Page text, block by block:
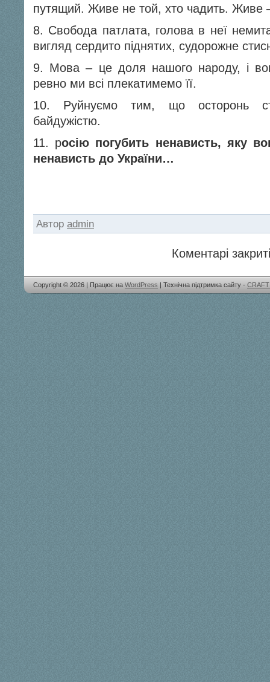
путящий. Живе не той, хто чадить. Живе –
8. Свобода патлата, голова в неї
вигляд сердито піднятих, судорожне
9. Мова – це доля нашого народу, і
ревно ми всі плекатимемо її.
10. Руйнуємо тим, що осторонь
байдужістю.
11. росію погубить ненависть, яку
ненависть до України…
Автор admin
Коментарі
Copyright © 2026 | Працює на WordPress | Технічна підтримка сайту -